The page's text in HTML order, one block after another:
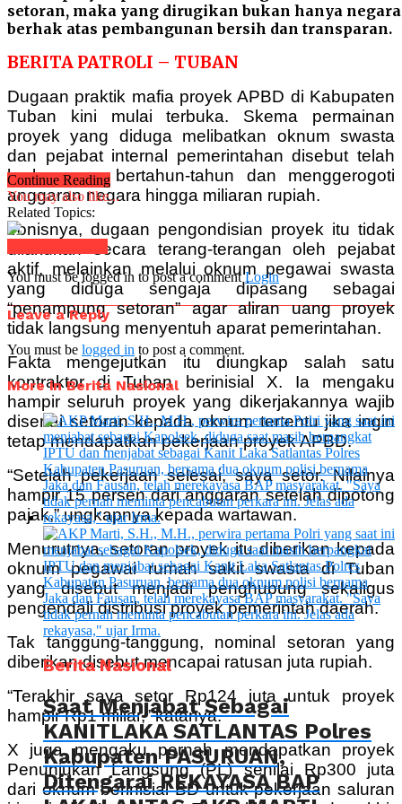
setoran, maka yang dirugikan bukan hanya
berhak atas pembangunan bersih dan transparan.
BERITA PATROLI – TUBAN
Dugaan praktik mafia proyek APBD di Kabupaten
Tuban kini mulai terbuka. Skema permainan
proyek yang diduga melibatkan oknum swasta
dan pejabat internal pemerintahan disebut telah
berlangsung bertahun-tahun dan menggerogoti
anggaran negara hingga miliaran rupiah.
Ironisnya, dugaan pengondisian proyek itu tidak
dilakukan secara terang-terangan oleh pejabat
aktif, melainkan melalui oknum pegawai swasta
yang diduga sengaja dipasang sebagai
“penampung setoran” agar aliran uang proyek
tidak langsung menyentuh aparat pemerintahan.
Fakta mengejutkan itu diungkap salah satu
kontraktor di Tuban berinisial X. Ia mengaku
hampir seluruh proyek yang dikerjakannya wajib
disertai setoran kepada oknum tertentu jika ingin
tetap mendapatkan pekerjaan proyek APBD.
“Setelah pekerjaan selesai, saya setor. Nilainya
hampir 15 persen dari anggaran setelah dipotong
pajak,” ungkapnya kepada wartawan.
Menurutnya, setoran proyek itu diberikan kepada
oknum pegawai rumah sakit swasta di Tuban
yang disebut menjadi penghubung sekaligus
pengendali distribusi proyek pemerintah daerah.
Tak tanggung-tanggung, nominal setoran yang
diberikan disebut mencapai ratusan juta rupiah.
“Terakhir saya setor Rp124 juta untuk proyek
hampir Rp1 miliar,” katanya.
X juga mengaku pernah mendapatkan proyek
Penunjukan Langsung (PL) senilai Rp300 juta
dari oknum berinisial BD untuk pekerjaan saluran
Continue Reading
You may also like...
Related Topics:
You must be logged in to post a commentLogin
Leave a Reply
You must be logged in to post a comment.
More in Berita Nasional
Berita Nasional
Saat Menjabat Sebagai
KANITLAKA SATLANTAS Polres
Kabupaten PASURUAN,
Ditengarai REKAYASA BAP